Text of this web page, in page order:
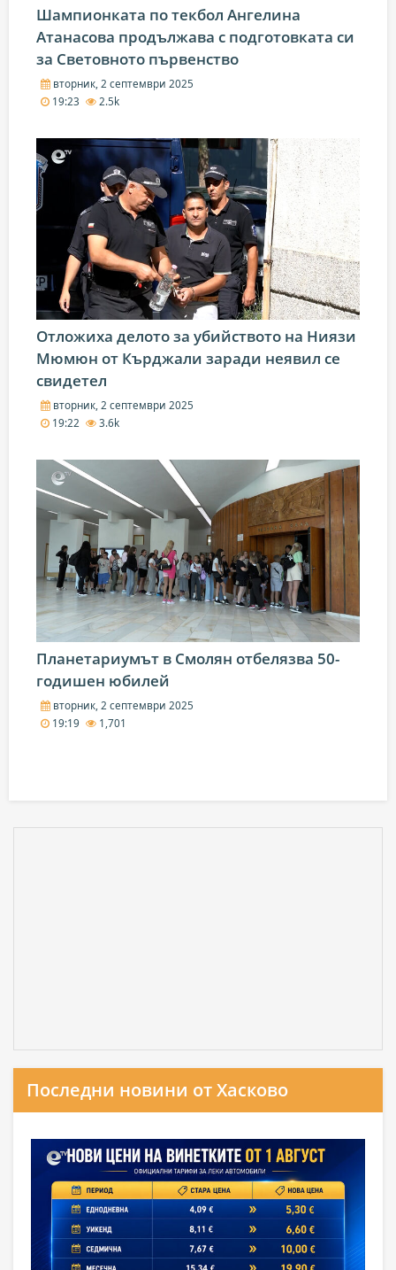
Шампионката по текбол Ангелина
Атанасова продължава с подготовката си
за Световното първенство
вторник, 2 септември 2025
19:23
2.5k
Отложиха делото за убийството на Ниязи
Мюмюн от Кърджали заради неявил се
свидетел
вторник, 2 септември 2025
19:22
3.6k
Планетариумът в Смолян отбелязва 50-
годишен юбилей
вторник, 2 септември 2025
19:19
1,701
Последни новини от Хасково